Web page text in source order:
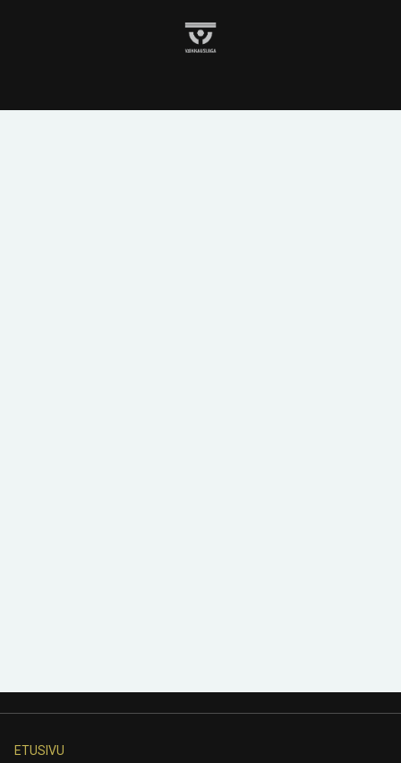
ETUSIVU